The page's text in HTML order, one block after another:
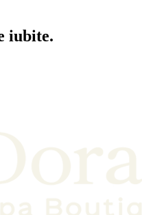
iubite.